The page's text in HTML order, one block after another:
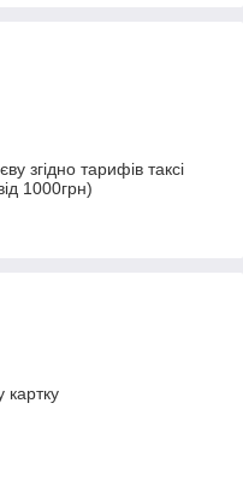
згідно тарифів таксі
1000грн)
картку